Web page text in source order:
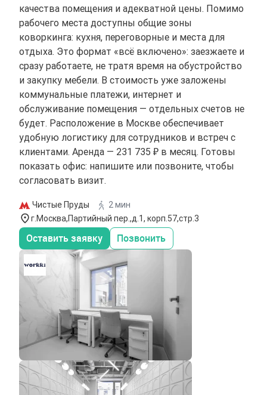
качества помещения и адекватной цены. Помимо
рабочего места доступны общие зоны
коворкинга: кухня, переговорные и места для
отдыха. Это формат «всё включено»: заезжаете и
сразу работаете, не тратя время на обустройство
и закупку мебели. В стоимость уже заложены
коммунальные платежи, интернет и
обслуживание помещения — отдельных счетов не
будет. Расположение в Москве обеспечивает
удобную логистику для сотрудников и встреч с
клиентами. Аренда — 231 735 ₽ в месяц. Готовы
показать офис: напишите или позвоните, чтобы
согласовать визит.
Чистые Пруды
2 мин
г.Москва,Партийный пер.,д.1, корп.57,стр.3
Оставить заявку Позвонить